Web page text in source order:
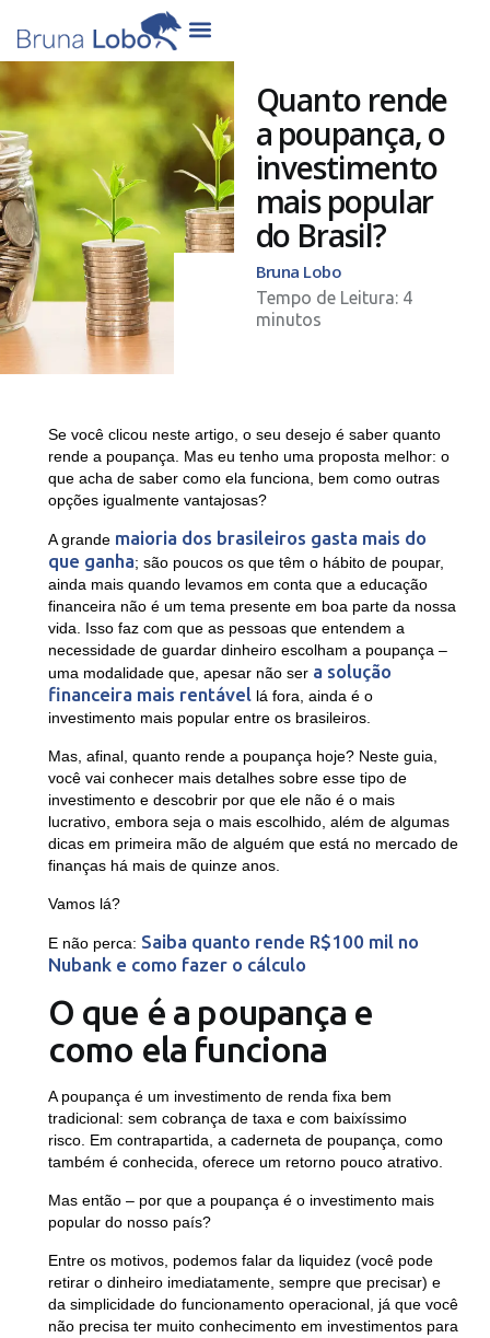
Quanto rende
a poupança, o
investimento
mais popular
do Brasil?
Bruna Lobo
Se você clicou neste artigo, o seu desejo é saber quanto
rende a poupança. Mas eu tenho uma proposta melhor: o
que acha de saber como ela funciona, bem como outras
opções igualmente vantajosas?
A grande maioria dos brasileiros gasta mais do
que ganha; são poucos os que têm o hábito de poupar,
ainda mais quando levamos em conta que a educação
financeira não é um tema presente em boa parte da nossa
vida. Isso faz com que as pessoas que entendem a
necessidade de guardar dinheiro escolham a poupança –
uma modalidade que, apesar não ser a solução
financeira mais rentávellá fora, ainda é o
investimento mais popular entre os brasileiros.
Mas, afinal, quanto rende a poupança hoje? Neste guia,
você vai conhecer mais detalhes sobre esse tipo de
investimento e descobrir por que ele não é o mais
lucrativo, embora seja o mais escolhido, além de algumas
dicas em primeira mão de alguém que está no mercado de
finanças há mais de quinze anos.
Vamos lá?
E não perca: Saiba quanto rende R$100 mil no
Nubank e como fazer o cálculo
O que é a poupança e
como ela funciona
A poupança é um investimento de renda fixa bem
tradicional: sem cobrança de taxa e com baixíssimo
risco. Em contrapartida, a caderneta de poupança, como
também é conhecida, oferece um retorno pouco atrativo.
Mas então – por que a poupança é o investimento mais
popular do nosso país?
Entre os motivos, podemos falar da liquidez (você pode
retirar o dinheiro imediatamente, sempre que precisar) e
da simplicidade do funcionamento operacional, já que você
não precisa ter muito conhecimento em investimentos para